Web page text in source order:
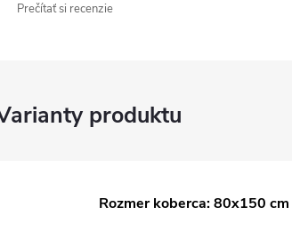
Prečítať si recenzie
Rozmer koberca: 80x150 cm